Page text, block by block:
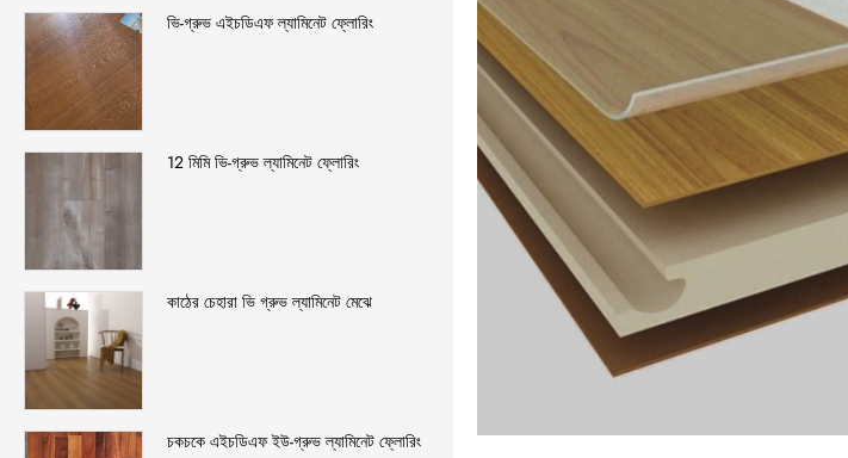
ভি-গ্রুভ এইচডিএফ ল্যামিনেট ফ্লোরিং
12 মিমি ভি-গ্রুভ ল্যামিনেট ফ্লোরিং
কাঠের চেহারা ভি গ্রুভ ল্যামিনেট মেঝে
চকচকে এইচডিএফ ইউ-গ্রুভ ল্যামিনেট ফ্লোরিং